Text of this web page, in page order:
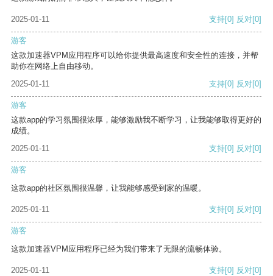
2025-01-11 支持[0] 反对[0]
游客
这款加速器VPM应用程序可以给你提供最高速度和安全性的连接，并帮
助你在网络上自由移动。
2025-01-11
支持[0] 反对[0]
游客
这款app的学习氛围很浓厚，能够激励我不断学习，让我能够取得更好的
成绩。
2025-01-11
支持[0] 反对[0]
游客
这款app的社区氛围很温馨，让我能够感受到家的温暖。
2025-01-11 支持[0] 反对[0]
游客
这款加速器VPM应用程序已经为我们带来了无限的流畅体验。
2025-01-11 支持[0] 反对[0]